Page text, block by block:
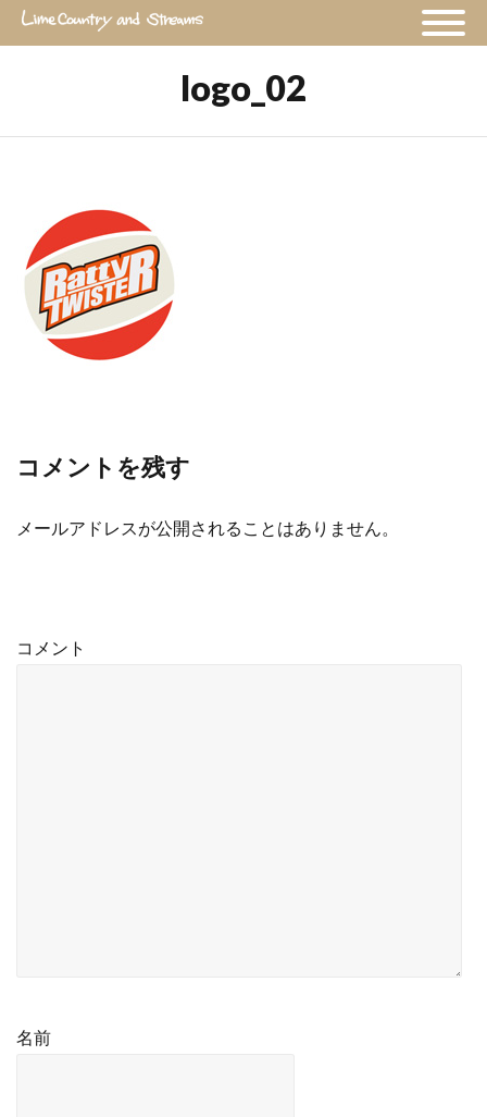
logo_02
コメントを残す
メールアドレスが公開されることはありません。
コメント
名前